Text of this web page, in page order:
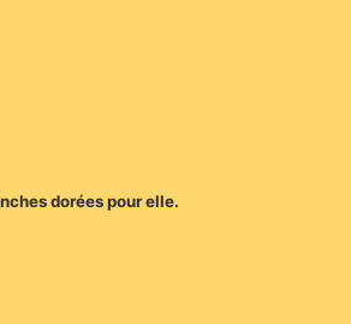
dorées pour elle.